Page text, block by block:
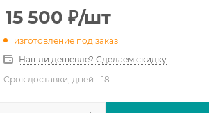
15 500 ₽/шт
изготовление под заказ
Нашли дешевле? Сделаем скидку
Срок доставки, дней -18